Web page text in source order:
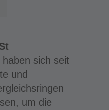
sich seit
und
um die